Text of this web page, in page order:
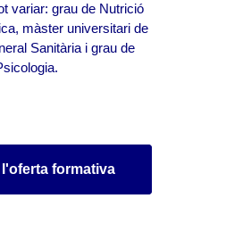
variar: grau de Nutrició
màster universitari de
Sanitària i grau de
formativa